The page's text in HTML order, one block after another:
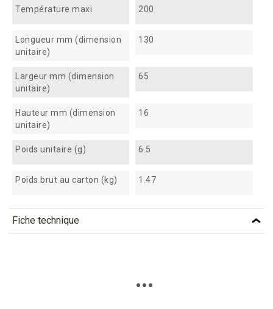
Température maxi 200
Longueur mm (dimension
unitaire)
130
Largeur mm (dimension
unitaire)
65
Hauteur mm (dimension
unitaire)
16
Poids unitaire (g) 6.5
Poids brut au carton (kg) 1.47
Fiche technique